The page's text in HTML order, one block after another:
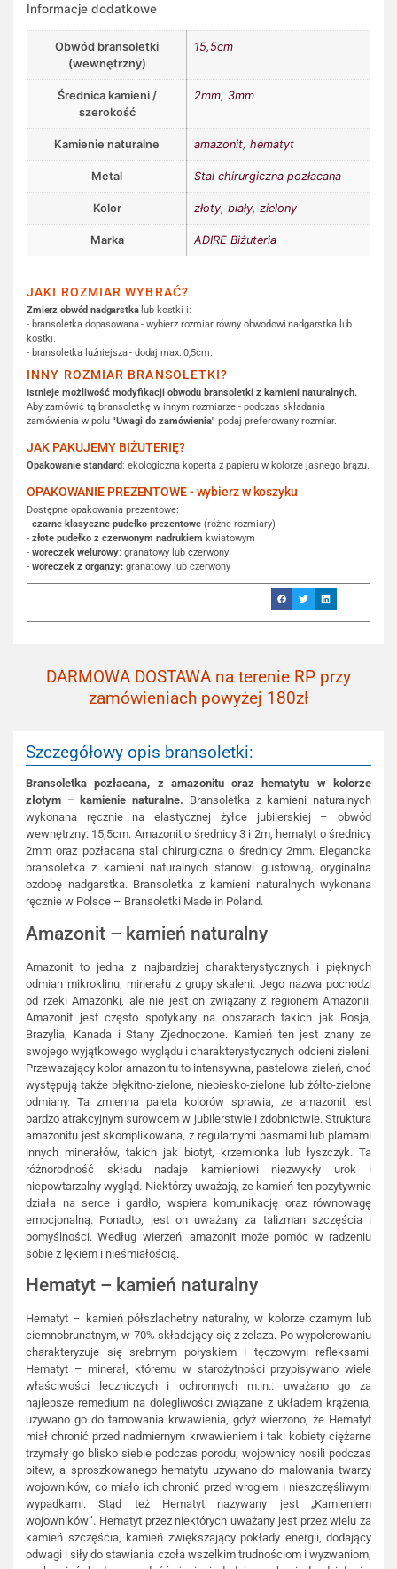
Informacje dodatkowe
Obwód bransoletki
(wewnętrzny)
15,5cm
Średnica kamieni /
szerokość
2mm, 3mm
Kamienie naturalne amazonit, hematyt
Metal Stal chirurgiczna pozłacana
Kolor złoty, biały, zielony
Marka ADIRE Biżuteria
JAKI ROZMIAR WYBRAĆ?
Zmierz obwód nadgarstkalub kostki i:
- bransoletka dopasowana - wybierz rozmiar równy obwodowi nadgarstka lub
kostki.
- bransoletka luźniejsza - dodaj max. 0,5cm.
INNY ROZMIAR BRANSOLETKI?
Istnieje możliwość modyfikacji obwodu bransoletki z kamieni naturalnych.
Aby zamówić tą bransoletkę w innym rozmiarze - podczas składania
zamówienia w polu "Uwagi do zamówienia" podaj preferowany rozmiar.
JAK PAKUJEMY BIŻUTERIĘ?
Opakowanie standard: ekologiczna koperta z papieru w kolorze jasnego brązu.
OPAKOWANIE PREZENTOWE - wybierz w koszyku
Dostępne opakowania prezentowe:
- czarne klasyczne pudełko prezentowe (różne rozmiary)
- złote pudełko z czerwonym nadrukiem kwiatowym
- woreczek welurowy: granatowy lub czerwony
- woreczek z organzy: granatowy lub czerwony
DARMOWA DOSTAWA na terenie RP przy
zamówieniach powyżej 180zł
Szczegółowy opis bransoletki:
Bransoletka pozłacana, z amazonitu oraz hematytu w kolorze
złotym – kamienie naturalne. Bransoletka z kamieni naturalnych
wykonana ręcznie na elastycznej żyłce jubilerskiej – obwód
wewnętrzny: 15,5cm. Amazonit o średnicy 3 i 2m, hematyt o średnicy
2mm oraz pozłacana stal chirurgiczna o średnicy 2mm. Elegancka
bransoletka z kamieni naturalnych stanowi gustowną, oryginalna
ozdobę nadgarstka. Bransoletka z kamieni naturalnych wykonana
ręcznie w Polsce – Bransoletki Made in Poland.
Amazonit – kamień naturalny
Amazonit to jedna z najbardziej charakterystycznych i pięknych
odmian mikroklinu, minerału z grupy skaleni. Jego nazwa pochodzi
od rzeki Amazonki, ale nie jest on związany z regionem Amazonii.
Amazonit jest często spotykany na obszarach takich jak Rosja,
Brazylia, Kanada i Stany Zjednoczone. Kamień ten jest znany ze
swojego wyjątkowego wyglądu i charakterystycznych odcieni zieleni.
Przeważający kolor amazonitu to intensywna, pastelowa zieleń, choć
występują także błękitno-zielone, niebiesko-zielone lub żółto-zielone
odmiany. Ta zmienna paleta kolorów sprawia, że amazonit jest
bardzo atrakcyjnym surowcem w jubilerstwie i zdobnictwie. Struktura
amazonitu jest skomplikowana, z regularnymi pasmami lub plamami
innych minerałów, takich jak biotyt, krzemionka lub łyszczyk. Ta
różnorodność składu nadaje kamieniowi niezwykły urok i
niepowtarzalny wygląd. Niektórzy uważają, że kamień ten pozytywnie
działa na serce i gardło, wspiera komunikację oraz równowagę
emocjonalną. Ponadto, jest on uważany za talizman szczęścia i
pomyślności. Według wierzeń, amazonit może pomóc w radzeniu
sobie z lękiem i nieśmiałością.
Hematyt – kamień naturalny
Hematyt – kamień półszlachetny naturalny, w kolorze czarnym lub
ciemnobrunatnym, w 70% składający się z żelaza. Po wypolerowaniu
charakteryzuje się srebrnym połyskiem i tęczowymi refleksami.
Hematyt – minerał, któremu w starożytności przypisywano wiele
właściwości leczniczych i ochronnych m.in.: uważano go za
najlepsze remedium na dolegliwości związane z układem krążenia,
używano go do tamowania krwawienia, gdyż wierzono, że Hematyt
miał chronić przed nadmiernym krwawieniem i tak: kobiety ciężarne
trzymały go blisko siebie podczas porodu, wojownicy nosili podczas
bitew, a sproszkowanego hematytu używano do malowania twarzy
wojowników, co miało ich chronić przed wrogiem i nieszczęśliwymi
wypadkami. Stąd też Hematyt nazywany jest „Kamieniem
wojowników”. Hematyt przez niektórych uważany jest przez wielu za
kamień szczęścia, kamień zwiększający pokłady energii, dodający
odwagi i siły do stawiania czoła wszelkim trudnościom i wyzwaniom,